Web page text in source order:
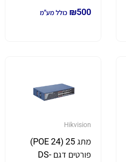
₪500 כולל מע"מ
Hikvision
מתג 25 (24 POE)
פורטים דגם DS-